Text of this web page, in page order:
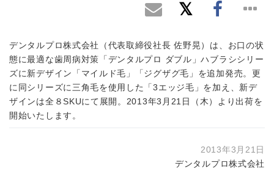
デンタルプロ株式会社（代表取締役社長 佐野晃）は、お口の状
態に最適な歯周病対策「デンタルプロ ダブル」ハブラシシリー
ズに新デザイン「マイルド毛」「ジグザグ毛」を追加発売。更
に同シリーズに三角毛を使用した「3エッジ毛」を加え、新デ
ザインは全８SKUにて展開。2013年3月21日（木）より出荷を
開始いたします。
2013年3月21日
デンタルプロ株式会社